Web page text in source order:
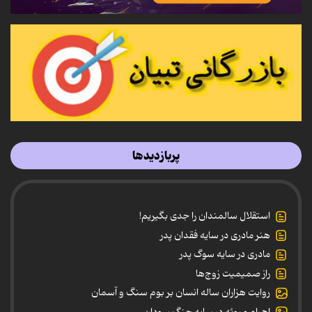
پربازدیدها
استقلال سالمندان را جدی بگیریم!
هنر مادری در سایه‌ فقدان پدر
مادری در سایه سوگ پدر
راز صمیمیت زوج‌ها
روایت هزاران ساله انسان بر بوم سنگ و آسمان